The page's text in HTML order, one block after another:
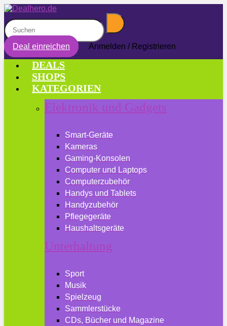
Deal einreichen Anmelden / Registrieren
DEALS
SHOPS
KATEGORIEN
Elektronik und Gadgets
Smart-Geräte
Kameras
Gaming-Konsolen
Computer und Laptops
Computerzubehör
Handys und Tablets
Handyzubehör
Pflegegeräte
Haushaltsgeräte
Unterhaltung
Sport
Musik
Spielzeug
Sammlerstücke
CDs, Bücher und Magazine